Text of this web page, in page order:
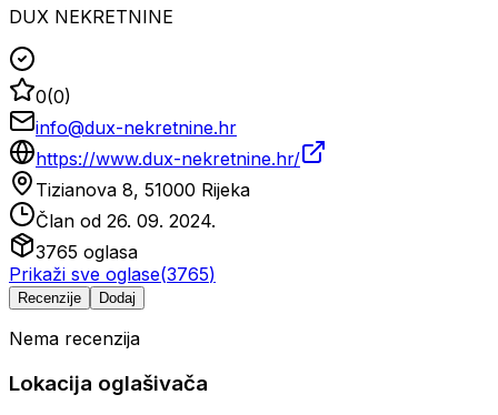
DUX NEKRETNINE
0(0)
info@dux-nekretnine.hr
https://www.dux-nekretnine.hr/
Tizianova 8, 51000 Rijeka
Član od 26. 09. 2024.
3765 oglasa
Prikaži sve oglase(3765)
Recenzije Dodaj
Nema recenzija
Lokacija oglašivača